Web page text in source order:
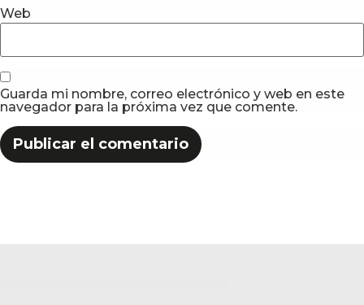
Web
Guarda mi nombre, correo electrónico y web en este
navegador para la próxima vez que comente.